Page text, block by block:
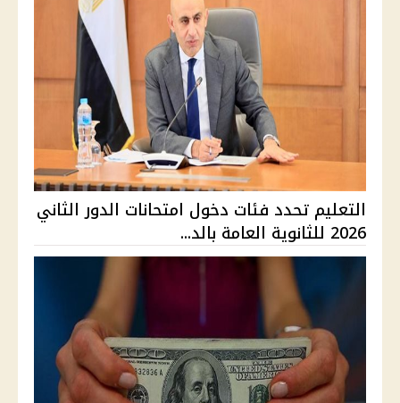
التعليم تحدد فئات دخول امتحانات الدور الثاني
2026 للثانوية العامة بالد...